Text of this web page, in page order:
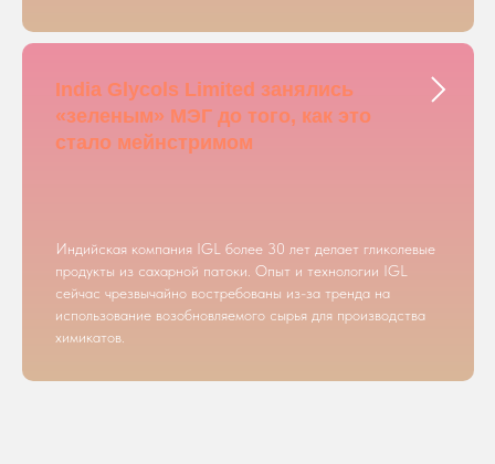
India Glycols Limited занялись
«зеленым» МЭГ до того, как это
стало мейнстримом
Индийская компания IGL более 30 лет делает гликолевые
продукты из сахарной патоки. Опыт и технологии IGL
сейчас чрезвычайно востребованы из-за тренда на
использование возобновляемого сырья для производства
химикатов.